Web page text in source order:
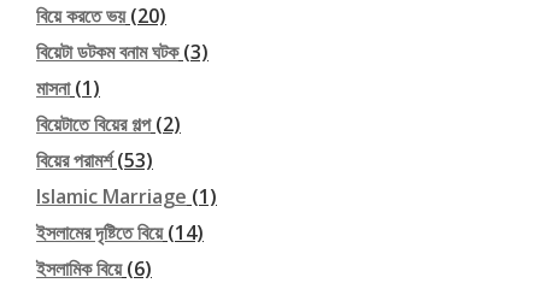
বিয়ে করতে ভয়(20)
বিয়েটা ডটকম বনাম ঘটক(3)
মাসনা(1)
বিয়েটাতে বিয়ের গল্প(2)
বিয়ের পরামর্শ(53)
Islamic Marriage (1)
ইসলামের দৃষ্টিতে বিয়ে(14)
ইসলামিক বিয়ে(6)